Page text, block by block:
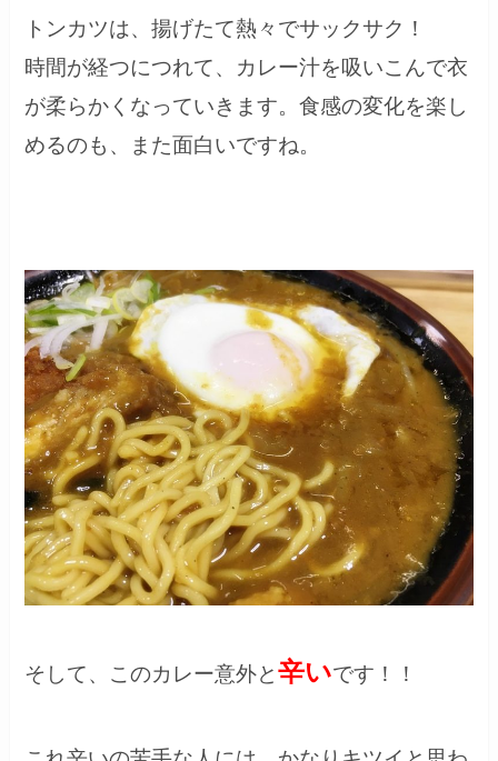
トンカツは、揚げたて熱々でサックサク！
時間が経つにつれて、カレー汁を吸いこんで衣
が柔らかくなっていきます。食感の変化を楽し
めるのも、また面白いですね。
そして、このカレー意外と辛いです！！